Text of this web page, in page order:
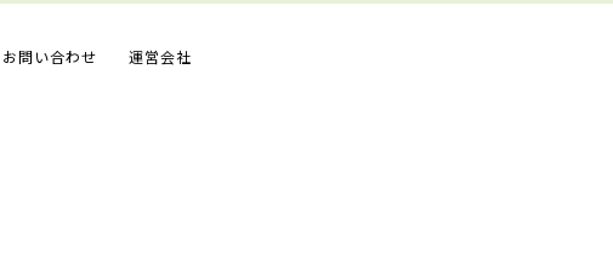
お問い合わせ 運営会社